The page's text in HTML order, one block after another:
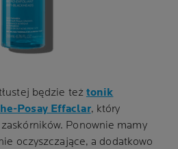
będzie też tonik
Posay Effaclar, który
Ponownie mamy
oczyszczające, a dodatkowo